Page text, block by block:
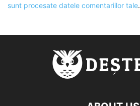
sunt procesate datele comentariilor tale.